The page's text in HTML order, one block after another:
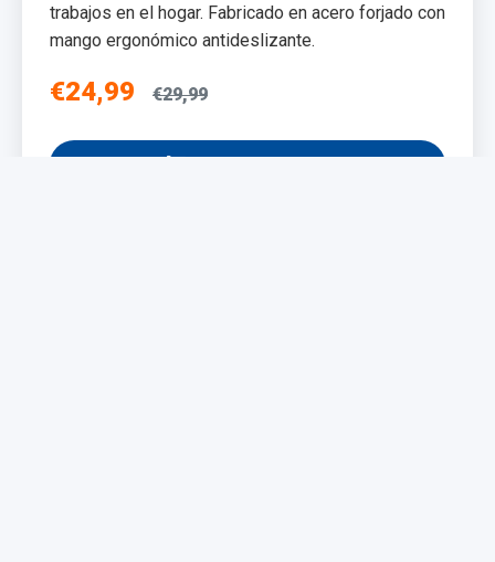
trabajos en el hogar. Fabricado en acero forjado con
mango ergonómico antideslizante.
€24,99 €29,99